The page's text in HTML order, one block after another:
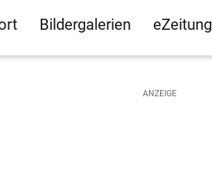
Bildergalerien eZeitung